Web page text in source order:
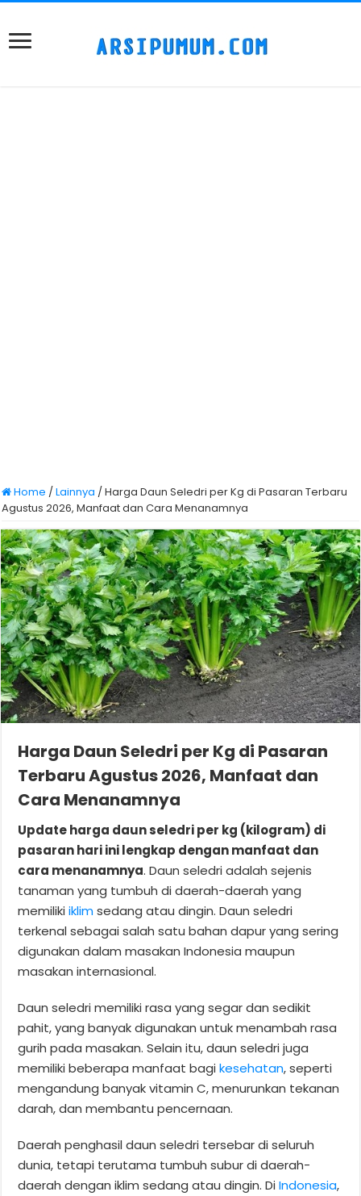
Home /Lainnya /Harga Daun Seledri per Kg di Pasaran Terbaru
Agustus 2026, Manfaat dan Cara Menanamnya
Harga Daun Seledri per Kg di Pasaran
Terbaru Agustus 2026, Manfaat dan
Cara Menanamnya
Update harga daun seledri per kg (kilogram) di
pasaran hari ini lengkap dengan manfaat dan
cara menanamnya. Daun seledri adalah sejenis
tanaman yang tumbuh di daerah-daerah yang
memilikiiklimsedang atau dingin. Daun seledri
terkenal sebagai salah satu bahan dapur yang sering
digunakan dalam masakan Indonesia maupun
masakan internasional.
Daun seledri memiliki rasa yang segar dan sedikit
pahit, yang banyak digunakan untuk menambah rasa
gurih pada masakan. Selain itu, daun seledri juga
memiliki beberapa manfaat bagikesehatan, seperti
mengandung banyak vitamin C, menurunkan tekanan
darah, dan membantu pencernaan.
Daerah penghasil daun seledri tersebar di seluruh
dunia, tetapi terutama tumbuh subur di daerah-
daerah dengan iklim sedang atau dingin. DiIndonesia,